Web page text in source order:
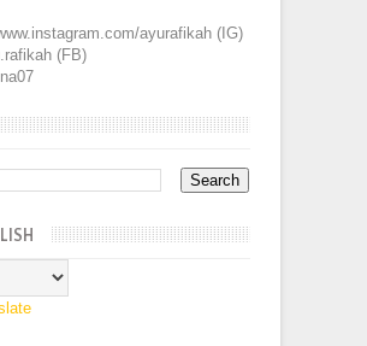
ayurafikah (IG)
(FB)